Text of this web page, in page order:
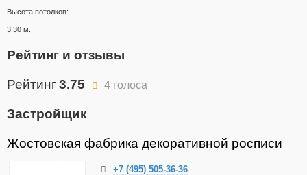
Высота потолков:
3.30 м.
Рейтинг и отзывы
Рейтинг3.75 4 голоса
Застройщик
Жостовская фабрика декоративной росписи
+7 (495) 505-36-36​